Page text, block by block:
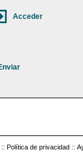
:: Política de privacidad ::